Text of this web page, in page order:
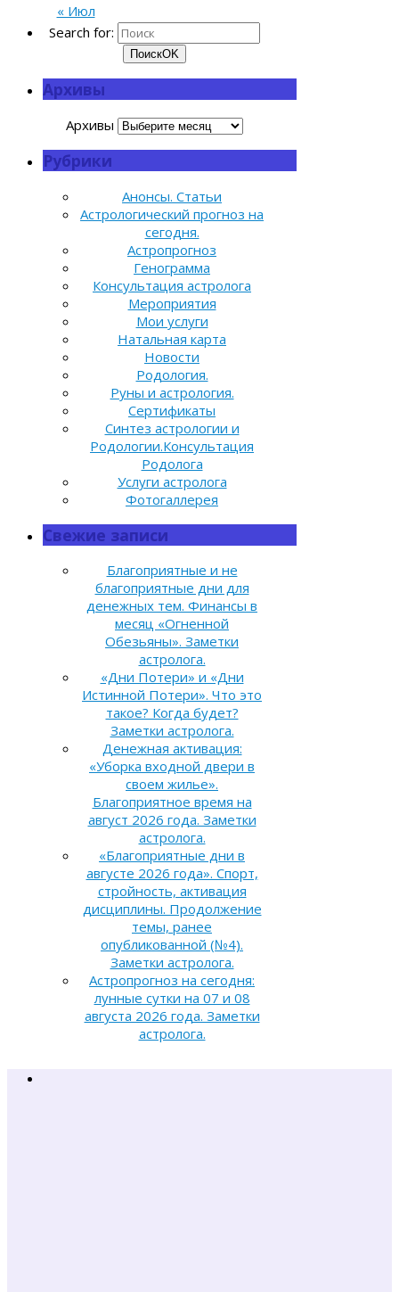
« Июл
Search for:
ПоискOK
Архивы
Архивы
Рубрики
Анонсы. Статьи
Астрологический прогноз на
сегодня.
Астропрогноз
Генограмма
Консультация астролога
Мероприятия
Мои услуги
Натальная карта
Новости
Родология.
Руны и астрология.
Сертификаты
Синтез астрологии и
Родологии.Консультация
Родолога
Услуги астролога
Фотогаллерея
Свежие записи
Благоприятные и не
благоприятные дни для
денежных тем. Финансы в
месяц «Огненной
Обезьяны». Заметки
астролога.
«Дни Потери» и «Дни
Истинной Потери». Что это
такое? Когда будет?
Заметки астролога.
Денежная активация:
«Уборка входной двери в
своем жилье».
Благоприятное время на
август 2026 года. Заметки
астролога.
«Благоприятные дни в
августе 2026 года». Спорт,
стройность, активация
дисциплины. Продолжение
темы, ранее
опубликованной (№4).
Заметки астролога.
Астропрогноз на сегодня:
лунные сутки на 07 и 08
августа 2026 года. Заметки
астролога.